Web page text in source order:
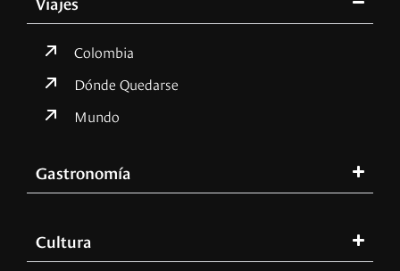
Colombia
Dónde Quedarse
Mundo
Gastronomía
Cultura